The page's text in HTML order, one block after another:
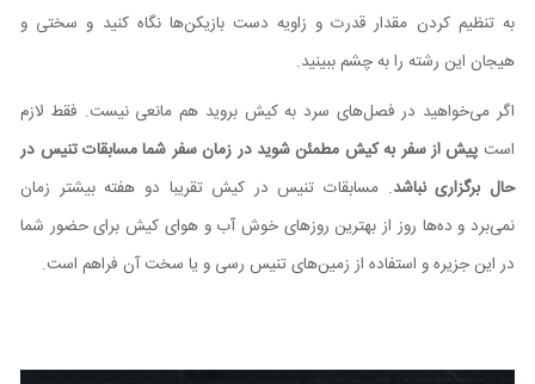
به تنظیم کردن مقدار قدرت و زاویه دست بازیکن‌ها نگاه کنید و سختی و
هیجان این رشته را به چشم ببینید.
اگر می‌خواهید در فصل‌های سرد به کیش بروید هم مانعی نیست. فقط لازم
است پیش از سفر به کیش مطمئن شوید در زمان سفر شما مسابقات تنیس در
حال برگزاری نباشد. مسابقات تنیس در کیش تقریبا دو هفته بیشتر زمان
نمی‌برد و ده‌ها روز از بهترین روزهای خوش آب و هوای کیش برای حضور شما
در این جزیره و استفاده از زمین‌های تنیس رسی و یا سخت آن فراهم است.